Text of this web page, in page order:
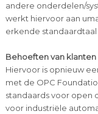
andere onderdelen/
werkt hiervoor aan
erkende standaardtaal
Behoeften van
Hiervoor is opnieuw
met de OPC
standaards voor open
voor industriële